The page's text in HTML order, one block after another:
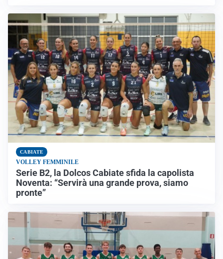
CABIATE
VOLLEY FEMMINILE
Serie B2, la Dolcos Cabiate sfida la capolista
Noventa: “Servirà una grande prova, siamo
pronte”